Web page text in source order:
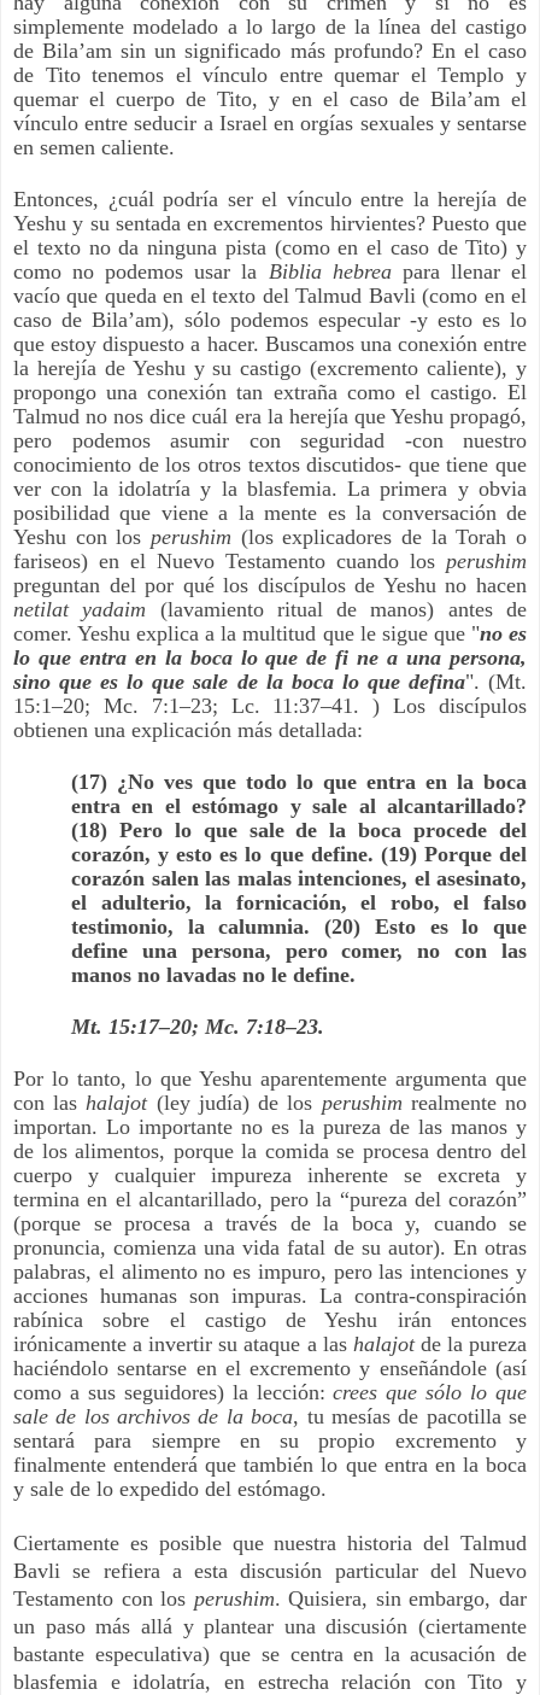
simplemente modelado a lo largo de la línea del castigo
de Bila’am sin un significado más profundo? En el caso
de Tito tenemos el vínculo entre quemar el Templo y
quemar el cuerpo de Tito, y en el caso de Bila’am el
vínculo entre seducir a Israel en orgías sexuales y sentarse
en semen caliente.
Entonces, ¿cuál podría ser el vínculo entre la herejía de
Yeshu y su sentada en excrementos hirvientes? Puesto que
el texto no da ninguna pista (como en el caso de Tito) y
como no podemos usar la Biblia hebreapara llenar el
vacío que queda en el texto del Talmud Bavli (como en el
caso de Bila’am), sólo podemos especular -y esto es lo
que estoy dispuesto a hacer. Buscamos una conexión entre
la herejía de Yeshu y su castigo (excremento caliente), y
propongo una conexión tan extraña como el castigo. El
Talmud no nos dice cuál era la herejía que Yeshu propagó,
pero podemos asumir con seguridad -con nuestro
conocimiento de los otros textos discutidos- que tiene que
ver con la idolatría y la blasfemia. La primera y obvia
posibilidad que viene a la mente es la conversación de
Yeshu con los perushim (los explicadores de la Torah o
fariseos) en el Nuevo Testamento cuando los perushim
preguntan del por qué los discípulos de Yeshu no hacen
netilat yadaim (lavamiento ritual de manos) antes de
comer. Yeshu explica a la multitud que le sigue que "no es
lo que entra en la boca lo que de fi ne a una persona,
sino que es lo que sale de la boca lo que defina". (Mt.
15:1–20; Mc. 7:1–23; Lc. 11:37–41. ) Los discípulos
obtienen una explicación más detallada:
(17) ¿No ves que todo lo que entra en la boca
entra en el estómago y sale al alcantarillado?
(18) Pero lo que sale de la boca procede del
corazón, y esto es lo que define. (19) Porque del
corazón salen las malas intenciones, el asesinato,
el adulterio, la fornicación, el robo, el falso
testimonio, la calumnia. (20) Esto es lo que
define una persona, pero comer, no con las
manos no lavadas no le define.
Mt. 15:17–20; Mc. 7:18–23.
Por lo tanto, lo que Yeshu aparentemente argumenta que
con las halajot(ley judía) de los perushim realmente no
importan. Lo importante no es la pureza de las manos y
de los alimentos, porque la comida se procesa dentro del
cuerpo y cualquier impureza inherente se excreta y
termina en el alcantarillado, pero la “pureza del corazón”
(porque se procesa a través de la boca y, cuando se
pronuncia, comienza una vida fatal de su autor). En otras
palabras, el alimento no es impuro, pero las intenciones y
acciones humanas son impuras. La contra-conspiración
rabínica sobre el castigo de Yeshu irán entonces
irónicamente a invertir su ataque a las halajot de la pureza
haciéndolo sentarse en el excremento y enseñándole (así
como a sus seguidores) la lección:crees que sólo lo que
sale de los archivos de la boca, tu mesías de pacotilla se
sentará para siempre en su propio excremento y
finalmente entenderá que también lo que entra en la boca
y sale de lo expedido del estómago.
Ciertamente es posible que nuestra historia del Talmud
Bavli se refiera a esta discusión particular del Nuevo
Testamento con los perushim. Quisiera, sin embargo, dar
un paso más allá y plantear una discusión (ciertamente
bastante especulativa) que se centra en la acusación de
blasfemia e idolatría, en estrecha relación con Tito y